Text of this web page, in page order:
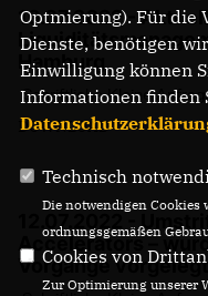
19.07.2022 -
Hamburg
Schriftliche Kleine
DOWNLOAD
12.07.2022 -
Accelerators –
Vorgänge
Optmierung). Für die
Dienste, benötigen
Einwilligung können
Informationen finden
Technisch
Die notwendigen Cookies
ordnungsgemäßen
Cookies von
Zur Optimierung unserer